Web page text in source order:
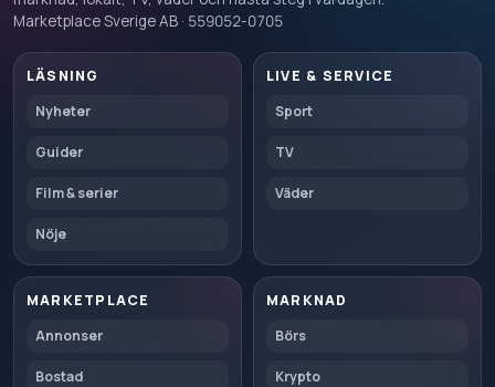
Marketplace Sverige AB · 559052-0705
LÄSNING
Nyheter
Guider
Film & serier
Nöje
LIVE & SERVICE
Sport
TV
Väder
MARKETPLACE
Annonser
Bostad
MARKNAD
Börs
Krypto